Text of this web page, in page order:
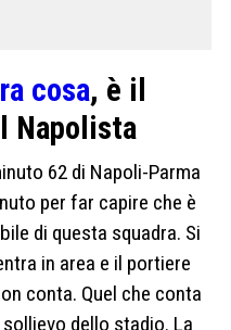
cosa, è il
Napolista
62 di Napoli-Parma
per far capire che è
di questa squadra. Si
in area e il portiere
conta. Quel che conta
dello stadio. La